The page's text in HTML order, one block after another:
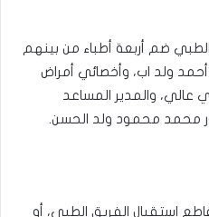
ضم أربعة أطباء من بينهم
ولد اب، وأخصائي أمراض
عالي، والمدير المساعد
محمد محمود ولد الحسن.
استقبال الفريق الطبي، أو